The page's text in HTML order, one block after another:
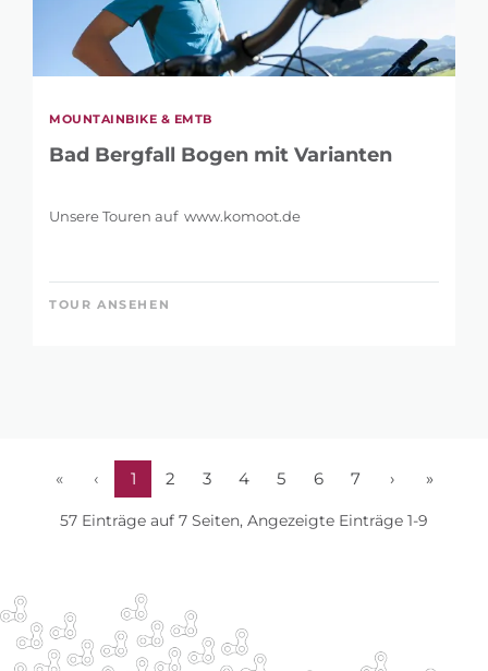
MOUNTAINBIKE & EMTB
Bad Bergfall Bogen mit Varianten
Unsere Touren auf www.komoot.de
TOUR ANSEHEN
« ‹ 1 2 3 4 5 6 7 › »
57 Einträge auf 7 Seiten, Angezeigte Einträge 1-9